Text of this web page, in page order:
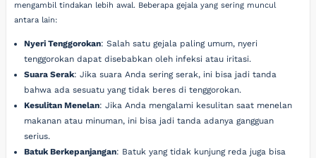
mengambil tindakan lebih awal. Beberapa gejala yang sering muncul
antara lain:
Nyeri Tenggorokan: Salah satu gejala paling umum, nyeri
tenggorokan dapat disebabkan oleh infeksi atau iritasi.
Suara Serak: Jika suara Anda sering serak, ini bisa jadi tanda
bahwa ada sesuatu yang tidak beres di tenggorokan.
Kesulitan Menelan: Jika Anda mengalami kesulitan saat menelan
makanan atau minuman, ini bisa jadi tanda adanya gangguan
serius.
Batuk Berkepanjangan: Batuk yang tidak kunjung reda juga bisa